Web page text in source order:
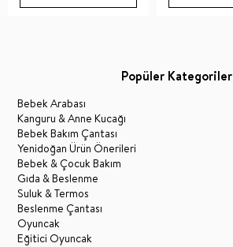
Popüler Kategoriler
Bebek Arabası
Kanguru & Anne Kucağı
Bebek Bakım Çantası
Yenidoğan Ürün Önerileri
Bebek & Çocuk Bakım
Gıda & Beslenme
Suluk & Termos
Beslenme Çantası
Oyuncak
Eğitici Oyuncak